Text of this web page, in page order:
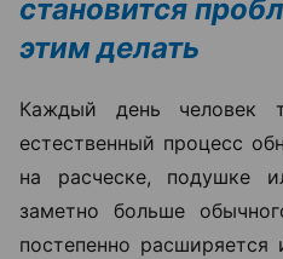
становится
этим делать
Каждый день человек
естественный процесс
на расческе, подушке
заметно больше
постепенно расширяется